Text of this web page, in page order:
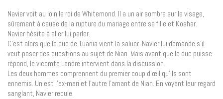
Navier voit au loin le roi de Whitemond. Il a un air sombre sur le visage,
sûrement à cause de la rupture du mariage entre sa fille et Koshar.
Navier hésite à aller lui parler.
C’est alors que le duc de Tuania vient la saluer. Navier lui demande s’il
veut poser des questions au sujet de Nian. Mais avant que le duc puisse
répond, le vicomte Landre intervient dans la discussion.
Les deux hommes comprennent du premier coup d’œil qu’ils sont
ennemis. Un est l’ex-mari et l’autre l’amant de Nian. En voyant leur regard
sanglant, Navier recule.